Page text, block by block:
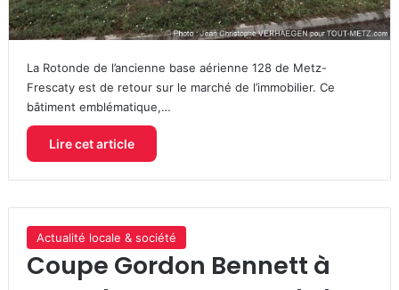
La Rotonde de l’ancienne base aérienne 128 de Metz-
Frescaty est de retour sur le marché de l’immobilier. Ce
bâtiment emblématique,…
Lire cet article
Actualité locale & société
Coupe Gordon Bennett à